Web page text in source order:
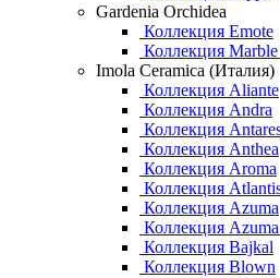
Gardenia Orchidea
Коллекция Emote
Коллекция Marble
Imola Ceramica (Италия)
Коллекция Aliante
Коллекция Andra
Коллекция
Коллекция Anthea
Коллекция Aroma
Коллекция
Коллекция Azuma
Коллекция
Коллекция Bajkal
Коллекция Blown